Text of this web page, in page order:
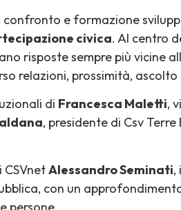
confronto e formazione
civica. Al centro
risposte sempre più vicine
relazioni, prossimità, ascolto
di Francesca Maletti,
, presidente di Csv Terre
Alessandro Seminati,
con un
persone.